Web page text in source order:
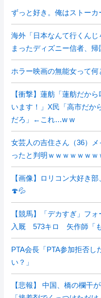
ずっと好き。俺はストーカ
海外「日本なんて行くん
まったディズニー信者、
ホラー映画の無能女って何
【衝撃】蓮舫「蓮舫だか
います！」X民「高市だか
だろ」←これ…w w
女芸人の吉住さん（36）
ったと判明ｗｗｗｗｗｗｗ
【画像】ロリコン大好き
🍄💦
【競馬】「デカすぎ」フ
入厩 573キロ 矢作師「も
PTA会長「PTA参加拒否し
い？」
【悲報】 中国、橋の欄干